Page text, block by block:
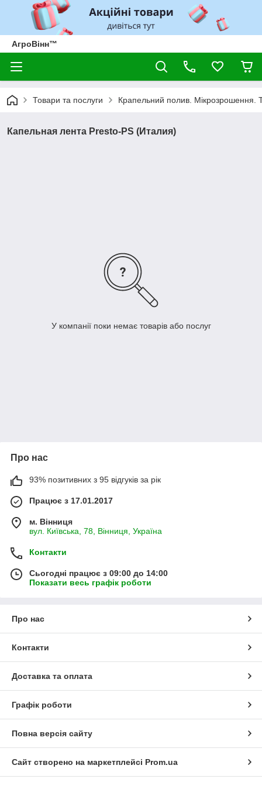
АгроВінн™
Товари та послуги Крапельний полив. Мікрозрошення.
Капельная лента Presto-PS (Италия)
У компанії поки немає товарів або послуг
Про нас
93% позитивних з 95 відгуків за рік
Працює з 17.01.2017
м. Вінниця
вул. Київська, 78, Вінниця, Україна
Контакти
Сьогодні працює з 09:00 до 14:00
Показати весь графік роботи
Про нас
Контакти
Доставка та оплата
Графік роботи
Повна версія сайту
Сайт створено на маркетплейсі Prom.ua